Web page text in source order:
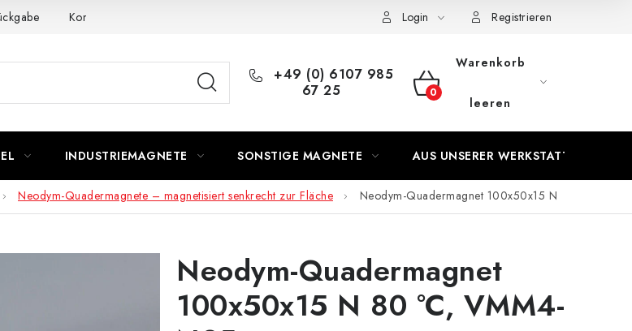
Kontakte - Impressum Login Registrieren
+49 (0) 6107 985
67 25
WARENKORB
Warenkorb
leeren
INDUSTRIEMAGNETE SONSTIGE MAGNETE AUS UNSERER WERKSTATT
Neodym-Quadermagnete – magnetisiert senkrecht zur Fläche
Neodym-Quadermagnet 100x50x15 N
Neodym-Quadermagnet
100x50x15 N 80 °C, VMM4-